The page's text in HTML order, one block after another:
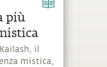
più
il
mistica,